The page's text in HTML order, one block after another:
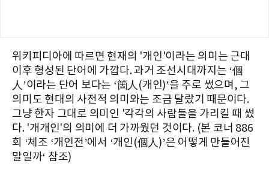
위키피디아에 따르면 현재의 '개인'이라는 의미는 근대
이후 형성된 단어에 가깝다. 과거 조선시대까지는 ‘個
人’이라는 단어 보다는 ‘箇人(개인)’을 주로 썼으며, 그
의미도 현대의 사전적 의미와는 조금 달랐기 때문이다.
그냥 한자 그대로 의미인 '각각의 사람들을 가리킬 때 썼
다. '개개인'의 의미에 더 가까웠던 것이다. (본 코너 886
회 ‘체조 ‘개인전’에서 ‘개인(個人)’은 어떻게 만들어진
말일까‘ 참조)